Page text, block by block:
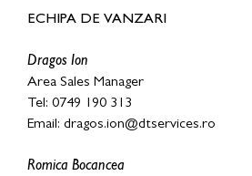
ECHIPA DE VANZARI
Dragos Ion
Area Sales Manager
Tel: 0749 190 313
Email: dragos.ion@dtservices.ro
Romica Bocancea